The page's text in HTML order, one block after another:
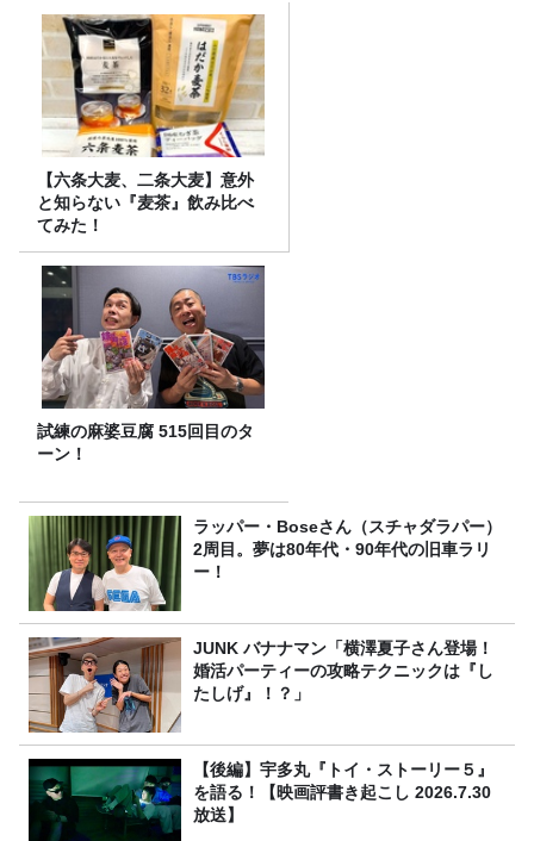
【六条大麦、二条大麦】意外
と知らない『麦茶』飲み比べ
てみた！
試練の麻婆豆腐 515回目のタ
ーン！
ラッパー・Boseさん（スチャダラパー）
2周目。夢は80年代・90年代の旧車ラリ
ー！
JUNK バナナマン「横澤夏子さん登場！
婚活パーティーの攻略テクニックは『し
たしげ』！？」
【後編】宇多丸『トイ・ストーリー５』
を語る！【映画評書き起こし 2026.7.30
放送】